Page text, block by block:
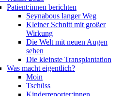
Patient:innen berichten
Seynabous langer Weg
Kleiner Schnitt mit großer
Wirkung
Die Welt mit neuen Augen
sehen
Die kleinste Transplantation
Was macht eigentlich?
Moin
Tschüss
Kinderreporter:innen